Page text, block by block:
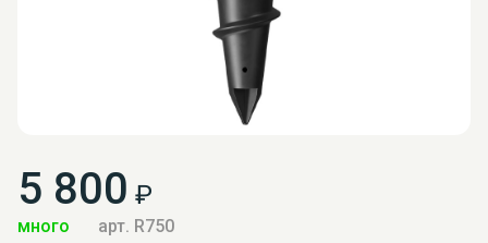
5 800 ₽
много арт. R750